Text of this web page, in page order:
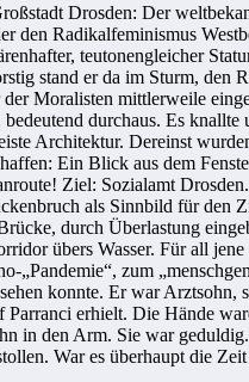
Drosden: Der
den Radikalfeminismus
teutonengleicher
stand er da im Sturm, den
Moralisten mittlerweile
durchaus. Es
Architektur. Dereinst
Ein Blick aus dem
Ziel: Sozialamt
als Sinnbild für den
durch Überlastung
übers Wasser. Für all
„Pandemie“, zum
konnte. Er war
Parranci erhielt. Die Hände
in den Arm. Sie war
War es überhaupt die